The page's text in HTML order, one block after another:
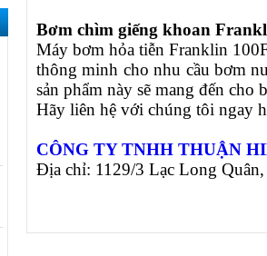
Bơm chìm giếng khoan
Máy bơm hỏa tiễn Franklin
thông minh cho nhu cầu bơm
sản phẩm này sẽ mang đến cho
Hãy liên hệ với chúng tôi ngay
CÔNG TY TNHH THUẬN
Địa chỉ: 1129/3 Lạc Long